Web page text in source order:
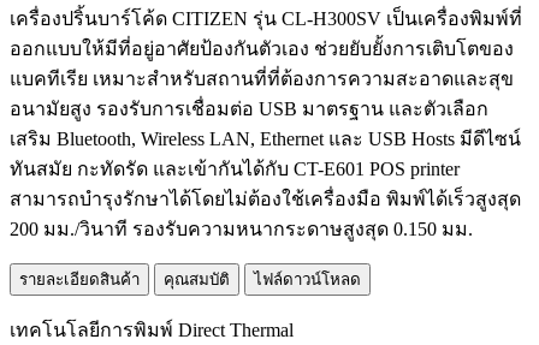
เครื่องปริ้นบาร์โค้ด CITIZEN รุ่น CL-H300SV เป็นเครื่องพิมพ์ที่
ออกแบบให้มีที่อยู่อาศัยป้องกันตัวเอง ช่วยยับยั้งการเติบโตของ
แบคทีเรีย เหมาะสำหรับสถานที่ที่ต้องการความสะอาดและสุข
อนามัยสูง รองรับการเชื่อมต่อ USB มาตรฐาน และตัวเลือก
เสริม Bluetooth, Wireless LAN, Ethernet และ USB Hosts มีดีไซน์
ทันสมัย กะทัดรัด และเข้ากันได้กับ CT-E601 POS printer
สามารถบำรุงรักษาได้โดยไม่ต้องใช้เครื่องมือ พิมพ์ได้เร็วสูงสุด
200 มม./วินาที รองรับความหนากระดาษสูงสุด 0.150 มม.
รายละเอียดสินค้า คุณสมบัติ ไฟล์ดาวน์โหลด
เทคโนโลยีการพิมพ์ Direct Thermal